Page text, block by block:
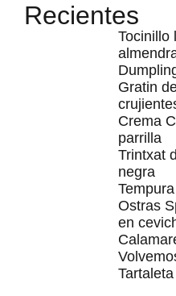
Recientes
Tocinillo
Gratin
Crema
parrilla
Trintxat
negra
Ostras
en